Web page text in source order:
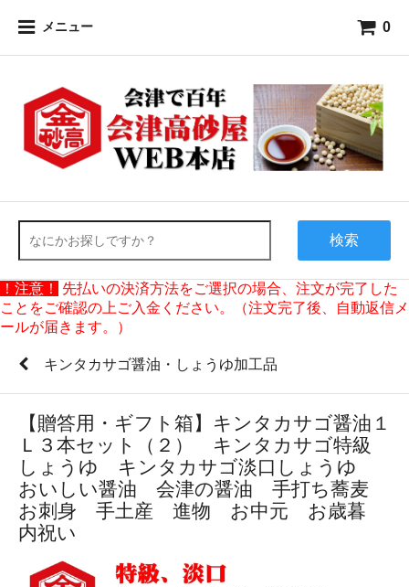
メニュー 0
検索
！注意！
先払いの決済方法をご選択の場合、注文が完了した
ことをご確認の上ご入金ください。（注文完了後、自動返信メ
ールが届きます。）
キンタカサゴ醤油・しょうゆ加工品
【贈答用・ギフト箱】キンタカサゴ醤油１
Ｌ３本セット（２） キンタカサゴ特級
しょうゆ キンタカサゴ淡口しょうゆ
おいしい醤油 会津の醤油 手打ち蕎麦
お刺身 手土産 進物 お中元 お歳暮
内祝い